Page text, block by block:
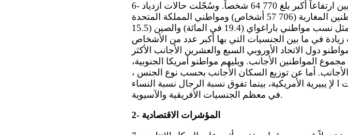
6- وخلال عام 2008، شهد عدد المواطنين الرومانيين ارتفاعاً أكبر بلغ 770 64 شخصاً. وسُجّلت حالات ازدياد
سكاني أخرى مهمة في ع ـ دد كل من المواطنين المغاربة (706 57 أشخاص) ومواطني المملكة المتحدة
(643 21 شخصاً) والصين (511 19 شخصاً). وتمثل نسب مواطني باراغواي (19.4 في المائة) والصين (15.5
أكبر نسب زيادة في ما بين الجنسيات التي بها أكبر عدد من الأشخاص
دول الاتحاد الأوروبي السبع والعشرين الأجانب الأكثر
40.5 في المائة من مجموع المواطنين الأجانب. ويليهم مواطنو أمريكا الجنوبية،
من مجموع الأجانب. أما عن توزيع السكان الأجانب بحسب نوع الجنس ،
يبيرية الأمريكية، بينما تفوق نسبة الرجال نسبة النساء
في معظم الجنسيات الأفريقية والآسيوية.
2- المؤشرات الاقتصادية